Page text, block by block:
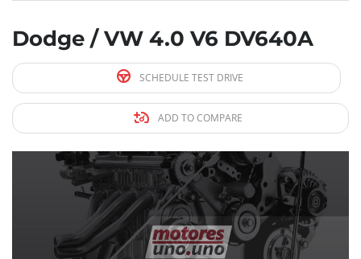
Dodge / VW 4.0 V6 DV640A
SCHEDULE TEST DRIVE
ADD TO COMPARE